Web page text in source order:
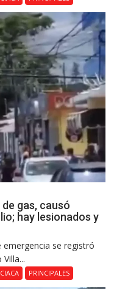
gas, causó
hay lesionados y
se registró
PRINCIPALES